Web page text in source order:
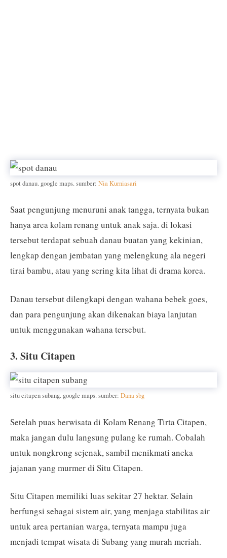
spot danau. google maps. sumber: Nia Kurniasari
Saat pengunjung menuruni anak tangga, ternyata bukan
hanya area kolam renang untuk anak saja. di lokasi
tersebut terdapat sebuah danau buatan yang kekinian,
lengkap dengan jembatan yang melengkung ala negeri
tirai bambu, atau yang sering kita lihat di drama korea.
Danau tersebut dilengkapi dengan wahana bebek goes,
dan para pengunjung akan dikenakan biaya lanjutan
untuk menggunakan wahana tersebut.
3. Situ Citapen
situ citapen subang. google maps. sumber: Dana sbg
Setelah puas berwisata di Kolam Renang Tirta Citapen,
maka jangan dulu langsung pulang ke rumah. Cobalah
untuk nongkrong sejenak, sambil menikmati aneka
jajanan yang murmer di Situ Citapen.
Situ Citapen memiliki luas sekitar 27 hektar. Selain
berfungsi sebagai sistem air, yang menjaga stabilitas air
untuk area pertanian warga, ternyata mampu juga
menjadi tempat wisata di Subang yang murah meriah.